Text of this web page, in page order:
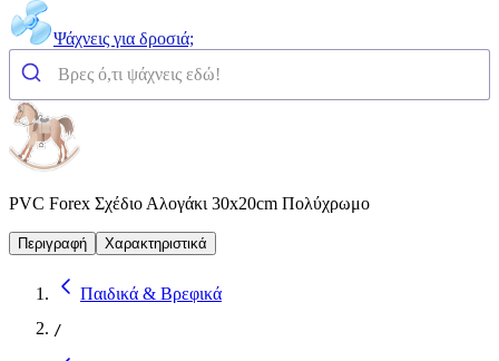
Ψάχνεις για δροσιά;
PVC Forex Σχέδιο Αλογάκι 30x20cm Πολύχρωμο
Περιγραφή Χαρακτηριστικά
Παιδικά & Βρεφικά
/